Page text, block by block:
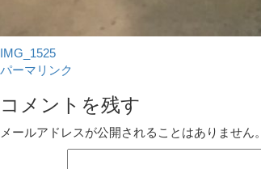
IMG_1525
パーマリンク
コメントを残す
メールアドレスが公開されることはありません。